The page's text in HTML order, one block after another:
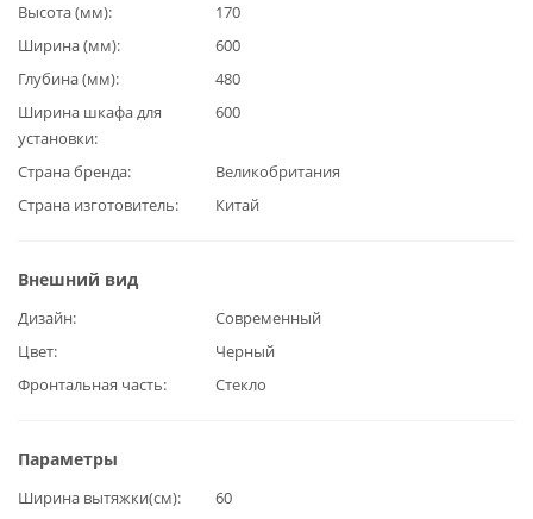
Высота (мм)
170
Ширина (мм)
600
Глубина (мм)
480
Ширина шкафа для
установки
600
Страна бренда
Великобритания
Страна изготовитель
Китай
Внешний вид
Дизайн
Современный
Цвет
Черный
Фронтальная часть
Стекло
Параметры
Ширина вытяжки(см) 60